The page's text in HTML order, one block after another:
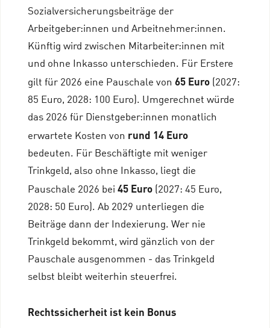
Sozialversicherungsbeiträge der
Arbeitgeber:innen und Arbeitnehmer:innen.
Künftig wird zwischen Mitarbeiter:innen mit
und ohne Inkasso unterschieden. Für Erstere
gilt für 2026 eine Pauschale von 65 Euro (2027:
85 Euro, 2028: 100 Euro). Umgerechnet würde
das 2026 für Dienstgeber:innen monatlich
erwartete Kosten von rund 14 Euro
bedeuten. Für Beschäftigte mit weniger
Trinkgeld, also ohne Inkasso, liegt die
Pauschale 2026 bei 45 Euro (2027: 45 Euro,
2028: 50 Euro). Ab 2029 unterliegen die
Beiträge dann der Indexierung. Wer nie
Trinkgeld bekommt, wird gänzlich von der
Pauschale ausgenommen - das Trinkgeld
selbst bleibt weiterhin steuerfrei.
Rechtssicherheit ist kein Bonus